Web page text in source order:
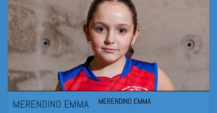
MERENDINO EMMA
MERENDINO EMMA